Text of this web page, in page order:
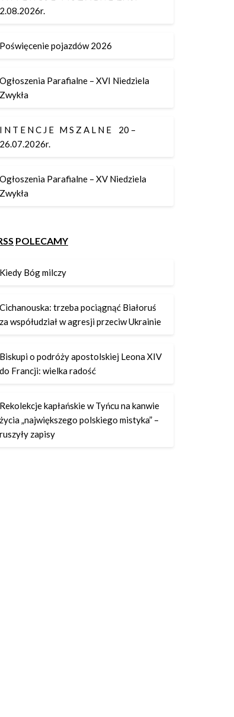
2.08.2026r.
Poświęcenie pojazdów 2026
Ogłoszenia Parafialne – XVI Niedziela
Zwykła
I N T E N C J E M S Z A L N E 20 –
26.07.2026r.
Ogłoszenia Parafialne – XV Niedziela
Zwykła
POLECAMY
Kiedy Bóg milczy
Cichanouska: trzeba pociągnąć Białoruś
za współudział w agresji przeciw Ukrainie
Biskupi o podróży apostolskiej Leona XIV
do Francji: wielka radość
Rekolekcje kapłańskie w Tyńcu na kanwie
życia „największego polskiego mistyka” –
ruszyły zapisy